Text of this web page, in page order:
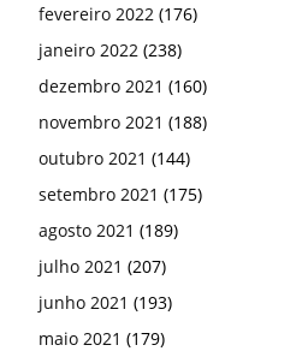
fevereiro 2022 (176)
janeiro 2022 (238)
dezembro 2021 (160)
novembro 2021 (188)
outubro 2021 (144)
setembro 2021 (175)
agosto 2021 (189)
julho 2021 (207)
junho 2021 (193)
maio 2021 (179)